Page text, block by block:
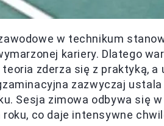
w technikum
kariery. Dlatego
zderza się z praktyką,
zazwyczaj
Sesja zimowa odbywa się
co daje intensywne